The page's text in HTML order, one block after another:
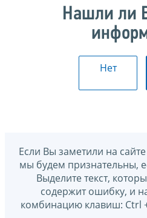
Нашли ли
Нет
Если Вы заметили на
мы будем признательны,
Выделите текст,
содержит ошибку, и
комбинацию клавиш: Ctrl